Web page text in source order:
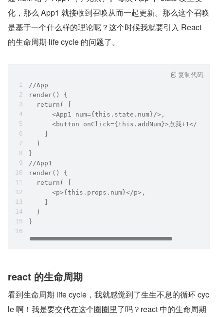
化，那么 App1 就接收到召唤从而一起更新。那么这个召唤
是基于一个什么样的理论呢？这个时候我就要引入 React
的生命周期 life cycle 的问题了。
//App
render() {
  return( [
      <App1 num={this.state.num}/>,
<button onClick={this.addNum}>点我+1</
  )
}
//App1
render() {
  return( [
      <p>{this.props.num}</p>,
  )
}
复制代码
react 的生命周期
看到生命周期 life cycle，我就感觉到了生生不息的循环 cyc
le 啊！我是要交代在这个圈圈里了吗？react 中的生命周期